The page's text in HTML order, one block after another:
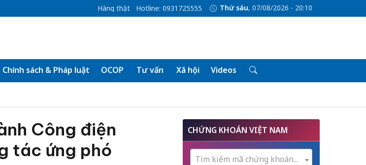
Hàng thật Hotline: 0931725555 Thứ sáu, 07/08/2026 - 20:10
Chính sách & Pháp luật OCOP Tư vấn Xã hội Videos
Công điện
tác ứng phó
CHỨNG KHOÁN VIỆT NAM
Tìm kiếm mã chứng khoán...